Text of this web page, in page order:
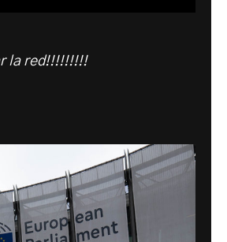
la red!!!!!!!!!